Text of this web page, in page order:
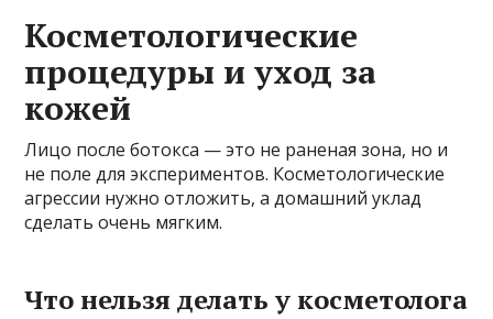
Косметологические
процедуры и уход за
кожей
Лицо после ботокса — это не раненая зона, но и
не поле для экспериментов. Косметологические
агрессии нужно отложить, а домашний уклад
сделать очень мягким.
Что нельзя делать у косметолога